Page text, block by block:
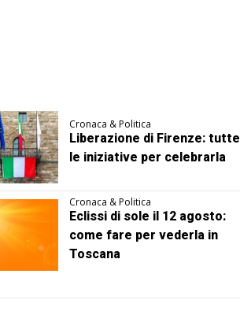
Cronaca & Politica
Liberazione di Firenze: tutte
le iniziative per celebrarla
Cronaca & Politica
Eclissi di sole il 12 agosto:
come fare per vederla in
Toscana